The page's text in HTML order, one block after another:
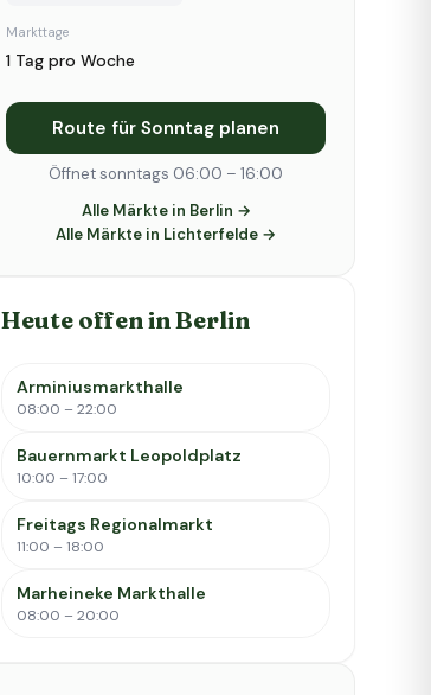
Markttage
1 Tag pro Woche
Route für Sonntag planen
Öffnet sonntags 06:00 – 16:00
Alle Märkte in Berlin →
Alle Märkte in Lichterfelde →
Heute offen in Berlin
Arminiusmarkthalle
08:00 – 22:00
Bauernmarkt Leopoldplatz
10:00 – 17:00
Freitags Regionalmarkt
11:00 – 18:00
Marheineke Markthalle
08:00 – 20:00